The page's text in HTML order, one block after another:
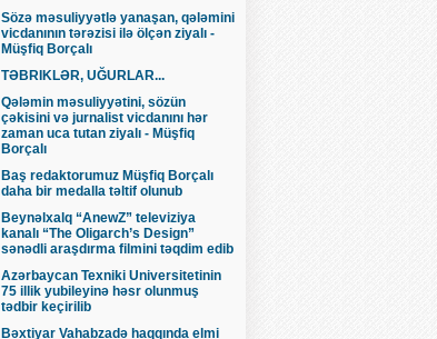
Sözə məsuliyyətlə yanaşan, qələmini
vicdanının tərəzisi ilə ölçən ziyalı -
Müşfiq Borçalı
TƏBRIKLƏR, UĞURLAR...
Qələmin məsuliyyətini, sözün
çəkisini və jurnalist vicdanını hər
zaman uca tutan ziyalı - Müşfiq
Borçalı
Baş redaktorumuz Müşfiq Borçalı
daha bir medalla təltif olunub
Beynəlxalq “AnewZ” televiziya
kanalı “The Oligarch’s Design”
sənədli araşdırma filmini təqdim edib
Azərbaycan Texniki Universitetinin
75 illik yubileyinə həsr olunmuş
tədbir keçirilib
Bəxtiyar Vahabzadə haqqında elmi